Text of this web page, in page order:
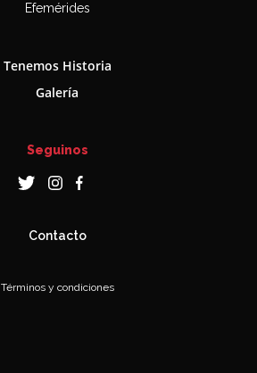
Efemérides
Tenemos Historia
Galería
Seguinos
Contacto
Términos y condiciones